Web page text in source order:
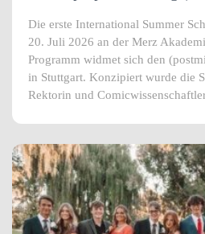
Die erste International Summer
20. Juli 2026 an der Merz
Programm widmet sich den
in Stuttgart. Konzipiert wurde die
Rektorin und